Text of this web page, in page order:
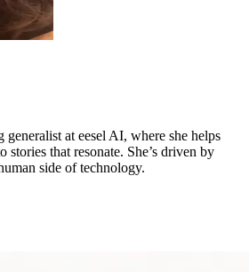
generalist at eesel AI, where she helps
that resonate. She’s driven by
side of technology.